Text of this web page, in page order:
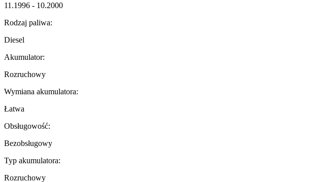
11.1996 - 10.2000
Rodzaj paliwa:
Diesel
Akumulator:
Rozruchowy
Wymiana akumulatora:
Łatwa
Obsługowość:
Bezobsługowy
Typ akumulatora:
Rozruchowy